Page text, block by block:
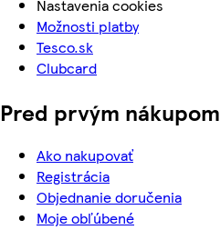
Nastavenia cookies
Možnosti platby
Tesco.sk
Clubcard
Pred prvým nákupom
Ako nakupovať
Registrácia
Objednanie doručenia
Moje obľúbené